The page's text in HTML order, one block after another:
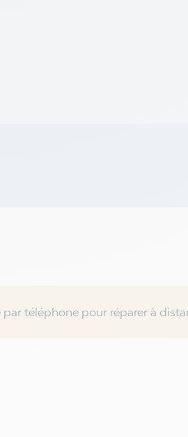
téléphone pour réparer à